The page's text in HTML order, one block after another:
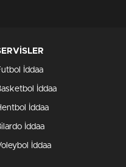
İddaa
İddaa
İddaa
İddaa
İddaa